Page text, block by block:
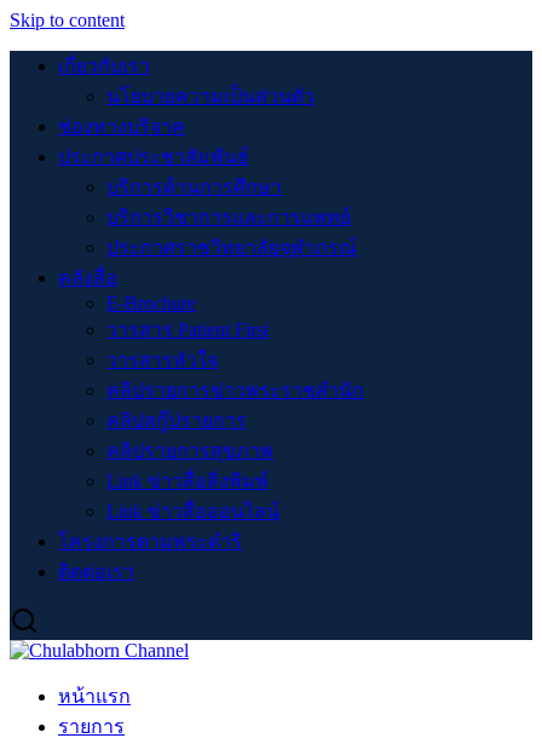
Skip to content
เกี่ยวกับเรา
นโยบายความเป็นส่วนตัว
ช่องทางบริจาค
ประกาศประชาสัมพันธ์
บริการด้านการศึกษา
บริการวิชาการและการแพทย์
ประกาศราชวิทยาลัยจุฬาภรณ์
คลังสื่อ
E-Brochure
วารสาร Patient First
วารสารหัวใจ
คลิปรายการข่าวพระราชสำนัก
คลิปสกู๊ปรายการ
คลิปรายการสุขภาพ
Link ข่าวสื่อสิ่งพิมพ์
Link ข่าวสื่อออนไลน์
โครงการตามพระดำริ
ติดต่อเรา
หน้าแรก
รายการ